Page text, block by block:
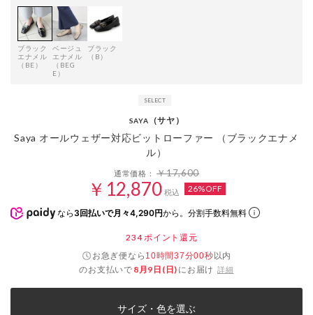
ブラック
エナメル
（BE）
ベージュ
エナメル
（BEG
E）
ブラック
（B）
SAYA （サヤ）
Saya オールウェザー対応ビットローファー （ブラックエナメ
ル）
通常価格：￥17,600
￥12,870 税込 26%OFF
なら 3回払いで月々4,290円から。分割手数料無料
234ポイント還元
お急ぎ便なら 10時間37分00秒以内
のお支払いで 8月9日(日) にお届け 詳細
サイズ・色を選ぶ